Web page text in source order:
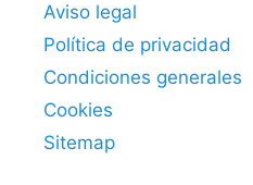
Aviso legal
Política de privacidad
Condiciones generales
Cookies
Sitemap